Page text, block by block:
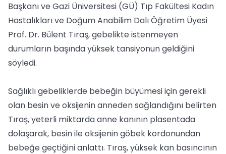
Başkanı ve Gazi Üniversitesi (GÜ) Tıp Fakültesi Kadın
Hastalıkları ve Doğum Anabilim Dalı Öğretim Üyesi
Prof. Dr. Bülent Tıraş, gebelikte istenmeyen
durumların başında yüksek tansiyonun geldiğini
söyledi.
Sağlıklı gebeliklerde bebeğin büyümesi için gerekli
olan besin ve oksijenin anneden sağlandığını belirten
Tıraş, yeterli miktarda anne kanının plasentada
dolaşarak, besin ile oksijenin göbek kordonundan
bebeğe geçtiğini anlattı. Tıraş, yüksek kan basıncının